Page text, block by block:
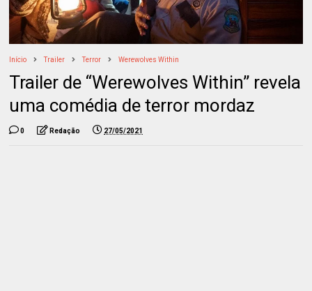
Início Trailer Terror Werewolves Within
Trailer de “Werewolves Within” revela
uma comédia de terror mordaz
0 Redação 27/05/2021